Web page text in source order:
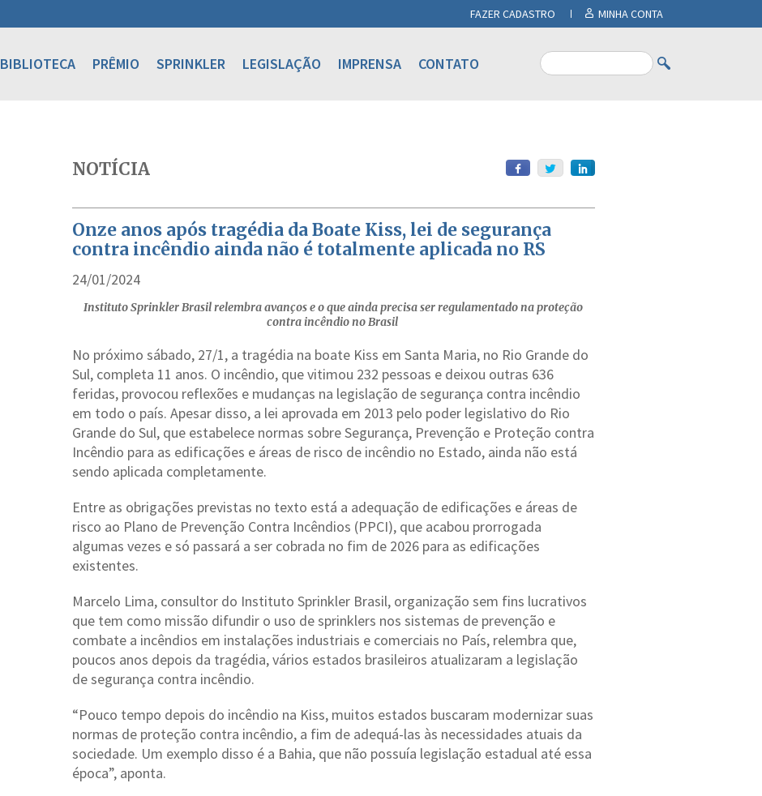
FAZER CADASTRO MINHA CONTA
BIBLIOTECA PRÊMIO SPRINKLER LEGISLAÇÃO IMPRENSA CONTATO
NOTÍCIA
Onze anos após tragédia da Boate Kiss, lei de segurança
contra incêndio ainda não é totalmente aplicada no RS
24/01/2024
Instituto Sprinkler Brasil relembra avanços e o que ainda precisa ser regulamentado na proteção
contra incêndio no Brasil
No próximo sábado, 27/1, a tragédia na boate Kiss em Santa Maria, no Rio Grande do
Sul, completa 11 anos. O incêndio, que vitimou 232 pessoas e deixou outras 636
feridas, provocou reflexões e mudanças na legislação de segurança contra incêndio
em todo o país. Apesar disso, a lei aprovada em 2013 pelo poder legislativo do Rio
Grande do Sul, que estabelece normas sobre Segurança, Prevenção e Proteção contra
Incêndio para as edificações e áreas de risco de incêndio no Estado, ainda não está
sendo aplicada completamente.
Entre as obrigações previstas no texto está a adequação de edificações e áreas de
risco ao Plano de Prevenção Contra Incêndios (PPCI), que acabou prorrogada
algumas vezes e só passará a ser cobrada no fim de 2026 para as edificações
existentes.
Marcelo Lima, consultor do Instituto Sprinkler Brasil, organização sem fins lucrativos
que tem como missão difundir o uso de sprinklers nos sistemas de prevenção e
combate a incêndios em instalações industriais e comerciais no País, relembra que,
poucos anos depois da tragédia, vários estados brasileiros atualizaram a legislação
de segurança contra incêndio.
“Pouco tempo depois do incêndio na Kiss, muitos estados buscaram modernizar suas
normas de proteção contra incêndio, a fim de adequá-las às necessidades atuais da
sociedade. Um exemplo disso é a Bahia, que não possuía legislação estadual até essa
época”, aponta.